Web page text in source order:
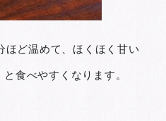
ど温めて、ほくほく甘い
食べやすくなります。